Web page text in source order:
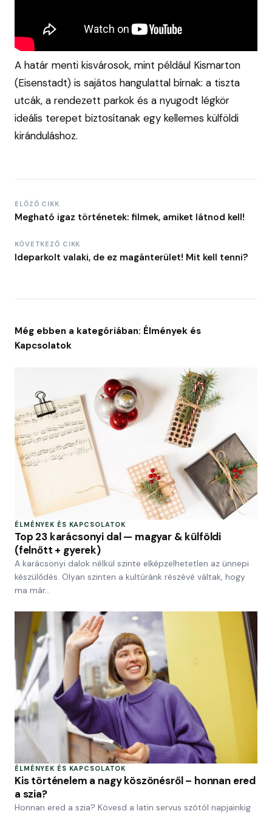
A határ menti kisvárosok, mint például Kismarton
(Eisenstadt) is sajátos hangulattal bírnak: a tiszta
utcák, a rendezett parkok és a nyugodt légkör
ideális terepet biztosítanak egy kellemes külföldi
kiránduláshoz.
ELŐZŐ CIKK
Megható igaz történetek: filmek, amiket látnod kell!
KÖVETKEZŐ CIKK
Ideparkolt valaki, de ez magánterület! Mit kell tenni?
Még ebben a kategóriában: Élmények és
Kapcsolatok
ÉLMÉNYEK ÉS KAPCSOLATOK
Top 23 karácsonyi dal — magyar & külföldi
(felnőtt + gyerek)
A karácsonyi dalok nélkül szinte elképzelhetetlen az ünnepi
készülődés. Olyan szinten a kultúránk részévé váltak, hogy
ma már…
ÉLMÉNYEK ÉS KAPCSOLATOK
Kis történelem a nagy köszönésről – honnan ered
a szia?
Honnan ered a szia? Kövesd a latin servus szótól napjainkig